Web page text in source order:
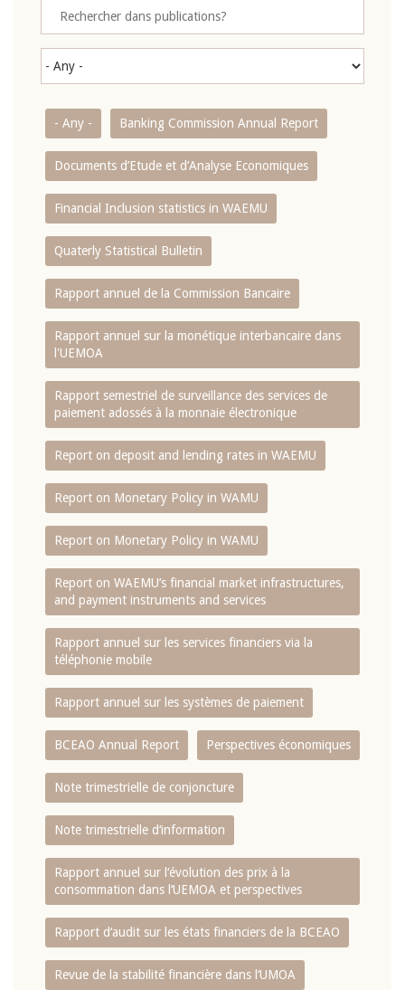
- Any - Banking Commission Annual Report
Documents d’Etude et d’Analyse Economiques
Financial Inclusion statistics in WAEMU
Quaterly Statistical Bulletin
Rapport annuel de la Commission Bancaire
Rapport annuel sur la monétique interbancaire dans
l'UEMOA
Rapport semestriel de surveillance des services de
paiement adossés à la monnaie électronique
Report on deposit and lending rates in WAEMU
Report on Monetary Policy in WAMU
Report on Monetary Policy in WAMU
Report on WAEMU’s financial market infrastructures,
and payment instruments and services
Rapport annuel sur les services financiers via la
téléphonie mobile
Rapport annuel sur les systèmes de paiement
BCEAO Annual Report Perspectives économiques
Note trimestrielle de conjoncture
Note trimestrielle d‘information
Rapport annuel sur l‘évolution des prix à la
consommation dans l‘UEMOA et perspectives
Rapport d‘audit sur les états financiers de la BCEAO
Revue de la stabilité financière dans l‘UMOA